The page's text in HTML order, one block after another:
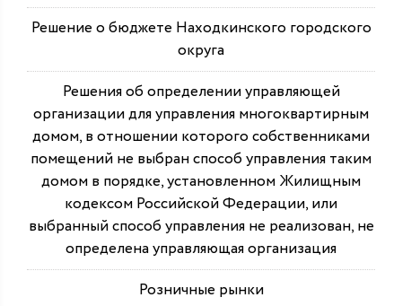
Решение о бюджете Находкинского городского
округа
Решения об определении управляющей
организации для управления многоквартирным
домом, в отношении которого собственниками
помещений не выбран способ управления таким
домом в порядке, установленном Жилищным
кодексом Российской Федерации, или
выбранный способ управления не реализован, не
определена управляющая организация
Розничные рынки